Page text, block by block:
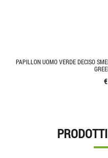
PAPILLON UOMO VERDE DECISO